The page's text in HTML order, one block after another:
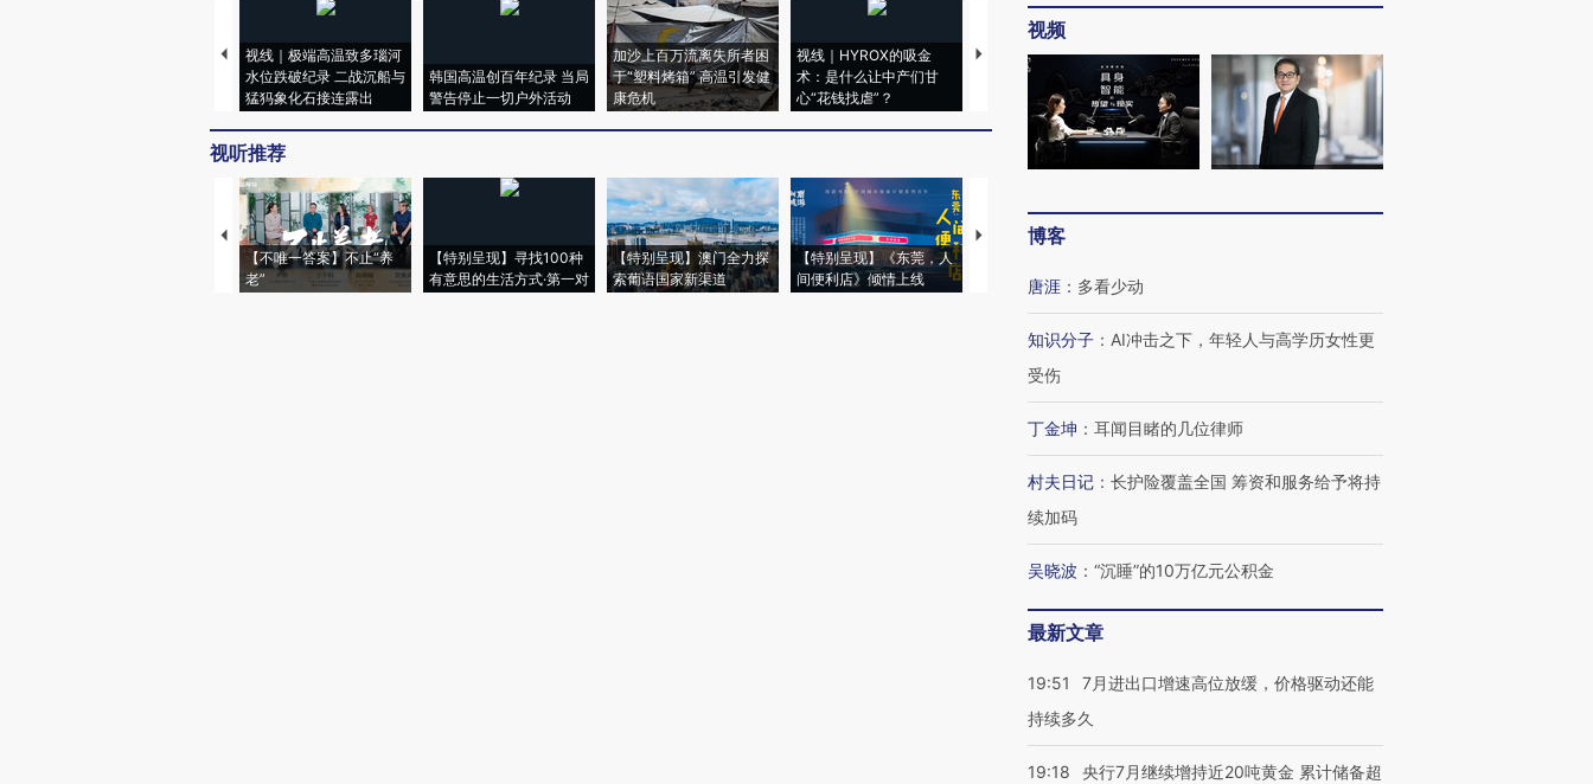
视线｜极端高温致多瑙河
水位跌破纪录 二战沉船与
猛犸象化石接连露出
韩国高温创百年纪录 当局
警告停止一切户外活动
加沙上百万流离失所者困
于“塑料烤箱” 高温引发健
康危机
视线｜HYROX的吸金
术：是什么让中产们甘
心“花钱找虐”？
马航飞行员跨国走私7万
粒摇头丸 尿检体内含3种
视线｜被称为“蟑螂”的印
度Z世代 用街头抗争将教
育部长拱下台
视线｜“入侵”还是“人道危
机”？难民潮撕裂西班牙
飞地休达
视听推荐
【不唯一答案】不止“养
老”
【特别呈现】寻找100种
有意思的生活方式·第一对
【特别呈现】澳门全力探
索葡语国家新渠道
【特别呈现】《东莞，人
间便利店》倾情上线
【推广】走进第四届链博
视频
博客
唐涯 ： 多看少动
知识分子 ： AI冲击之下，年轻人与高学历女性更
受伤
丁金坤 ： 耳闻目睹的几位律师
村夫日记 ： 长护险覆盖全国 筹资和服务给予将持
续加码
吴晓波 ： “沉睡”的10万亿元公积金
最新文章
19:51
7月进出口增速高位放缓，价格驱动还能
持续多久
19:18
央行7月继续增持近20吨黄金 累计储备超